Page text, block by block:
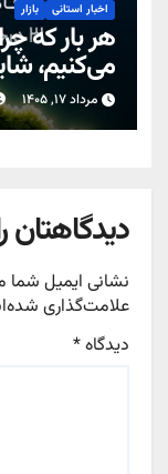
اخبار استانی بازار
هر بار که
می‌کنیم،
نشنویم…
مرداد ۱۷, ۱۴۰۵
دیدگاهتان
نشانی ایمیل
علامت‌گذاری
دیدگاه*